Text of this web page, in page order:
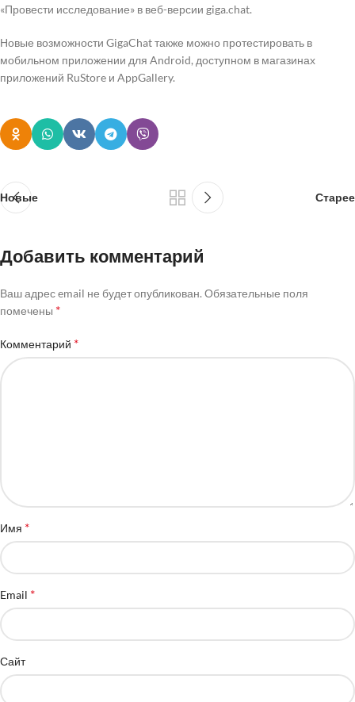
«Провести исследование» в веб-версии giga.chat.
Новые возможности GigaChat также можно протестировать в
мобильном приложении для Android, доступном в магазинах
приложений RuStore и AppGallery.
Новые Старее
Добавить комментарий
Ваш адрес email не будет опубликован. Обязательные поля
помечены *
Комментарий *
Имя *
Email *
Сайт